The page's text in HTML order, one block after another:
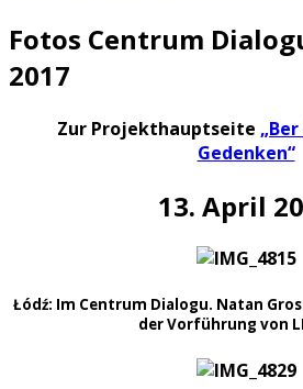
Fotos Centrum
2017
Zur Projekthauptseite
Gedenken“
13. April
Łódź: Im Centrum Dialogu. Natan
der Vorführung von